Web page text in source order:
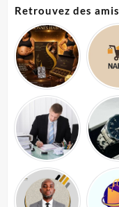
Retrouvez des amis